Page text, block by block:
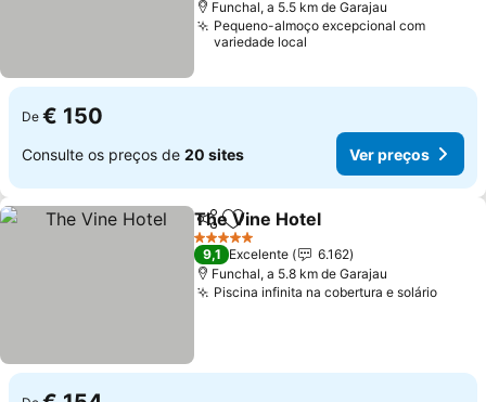
Funchal, a 5.5 km de Garajau
Pequeno-almoço excepcional com
variedade local
De € 150
Consulte os preços de 20 sites Ver preços
PartilharAdicionar aos favoritos
The Vine Hotel
5 Estrelas
9,1 Excelente
6.162
Funchal, a 5.8 km de Garajau
Piscina infinita na cobertura e solárioVer